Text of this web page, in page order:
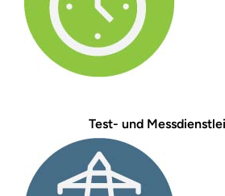
Test- und